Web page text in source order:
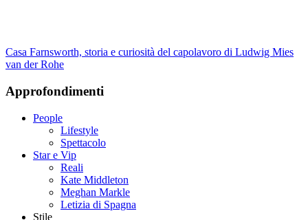
Casa Farnsworth, storia e curiosità del capolavoro di Ludwig Mies
van der Rohe
Approfondimenti
People
Lifestyle
Spettacolo
Star e Vip
Reali
Kate Middleton
Meghan Markle
Letizia di Spagna
Stile